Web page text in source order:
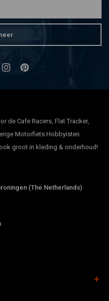
de Cafe Racers, Flat Tracker,
Motorfiets Hobbyisten.
groot in kleding & onderhoud!
(The Netherlands)